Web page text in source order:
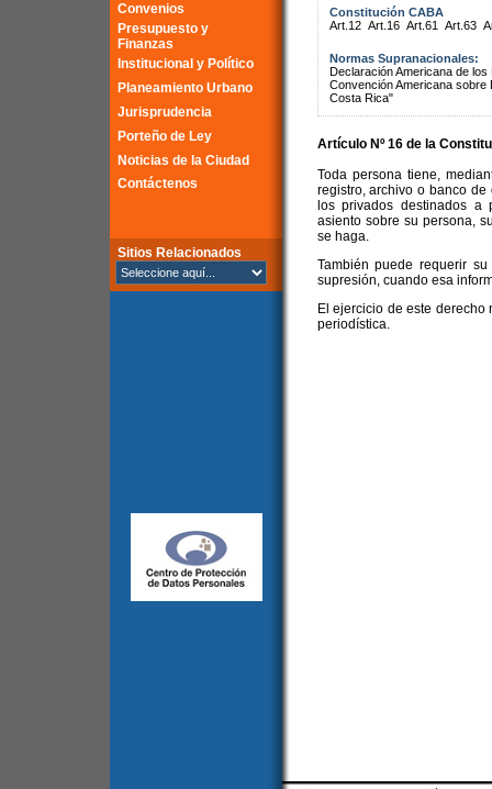
Convenios
Presupuesto y
Finanzas
Institucional y Político
Planeamiento Urbano
Jurisprudencia
Porteño de Ley
Noticias de la Ciudad
Contáctenos
Sitios Relacionados
Constitución CABA
Art.12 Art.16 Art.61 Art.63
Normas Supranacionales:
Declaración Americana de
Convención Americana
Costa Rica"
Artículo Nº 16 de la
Toda persona tiene,
registro, archivo o banco
los privados destinados
asiento sobre su persona,
se haga.
También puede requerir
supresión, cuando esa
El ejercicio de este
periodística.